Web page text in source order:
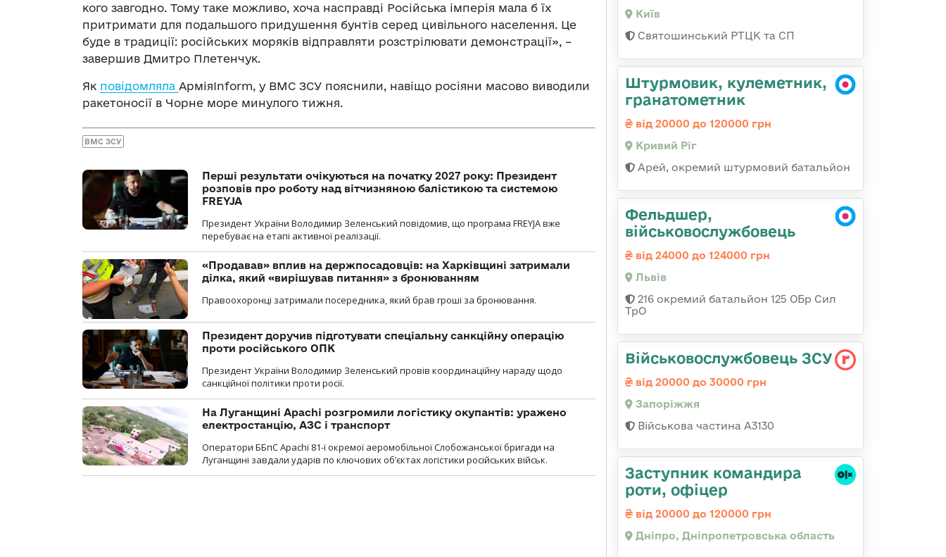
кого завгодно. Тому таке можливо, хоча насправді Російська імперія мала б їх
притримати для подальшого придушення бунтів серед цивільного населення. Це
буде в традиції: російських моряків відправляти розстрілювати демонстрації», –
завершив Дмитро Плетенчук.
Як повідомляла АрміяInform, у ВМС ЗСУ пояснили, навіщо росіяни масово виводили
ракетоносії в Чорне море минулого тижня.
ВМС ЗСУ
Перші результати очікуються на початку 2027 року: Президент
розповів про роботу над вітчизняною балістикою та системою
FREYJA
Президент України Володимир Зеленський повідомив, що програма FREYJA вже
перебуває на етапі активної реалізації.
«Продавав» вплив на держпосадовців: на Харківщині затримали
ділка, який «вирішував питання» з бронюванням
Правоохоронці затримали посередника, який брав гроші за бронювання.
Президент доручив підготувати спеціальну санкційну операцію
проти російського ОПК
Президент України Володимир Зеленський провів координаційну нараду щодо
санкційної політики проти росії.
На Луганщині Apachi розгромили логістику окупантів: уражено
електростанцію, АЗС і транспорт
Оператори ББпС Apachi 81-ї окремої аеромобільної Слобожанської бригади на
Луганщині завдали ударів по ключових об’єктах логістики російських військ.
Київ
Святошинський РТЦК та СП
Штурмовик, кулеметник,
гранатометник
від 20000 до 120000 грн
Кривий Ріг
Арей, окремий штурмовий батальйон
Фельдшер,
військовослужбовець
від 24000 до 124000 грн
Львів
216 окремий батальйон 125 ОБр Сил
ТрО
Військовослужбовець ЗСУ
від 20000 до 30000 грн
Запоріжжя
Військова частина А3130
Заступник командира
роти, офіцер
від 20000 до 120000 грн
Дніпро, Дніпропетровська область